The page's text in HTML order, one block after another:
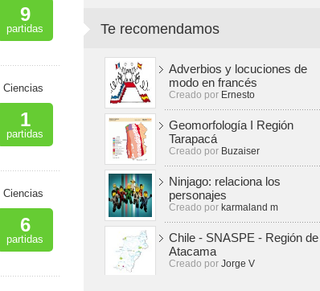
9
partidas
Ciencias
1
partidas
Ciencias
6
partidas
Te recomendamos
Adverbios y locuciones de
modo en francés
Creado por Ernesto
Geomorfología I Región
Tarapacá
Creado por Buzaiser
Ninjago: relaciona los
personajes
Creado por karmaland m
Chile - SNASPE - Región de
Atacama
Creado por Jorge V